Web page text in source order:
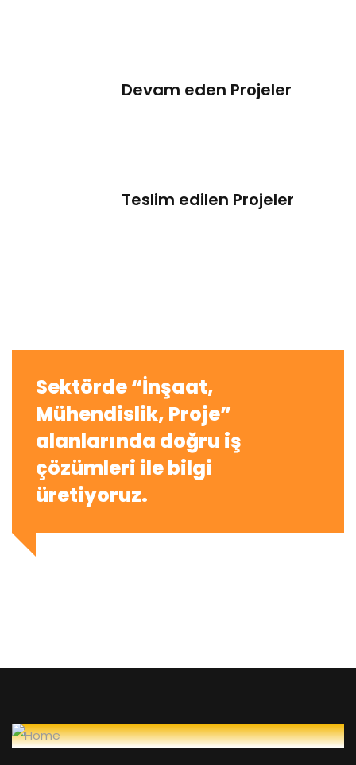
Devam eden Projeler
Teslim edilen Projeler
Sektörde “İnşaat,
Mühendislik, Proje”
alanlarında doğru iş
çözümleri ile bilgi
üretiyoruz.